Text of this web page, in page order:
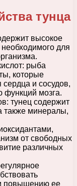
тунца
высокое
необходимого для
рыба
которые
и сосудов,
функций мозга.
тунец содержит
также минералы,
от свободных
различных
повышению ее